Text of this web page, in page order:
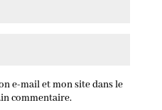
e-mail et mon site dans le
commentaire.